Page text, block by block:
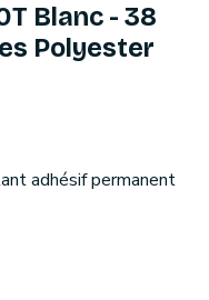
Blanc - 38
Polyester
adhésif permanent